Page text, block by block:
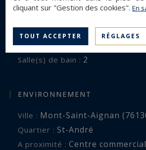
Surface :
5
Chambres : 3
Salle(s) de bain : 2
ENVIRONNEMENT
Ville : Mont-Saint-Aignan
Quartier : St-André
A proximité : Centre
cliquant sur "Gestion des cookies".En
TOUT ACCEPTER RÉGLAGES